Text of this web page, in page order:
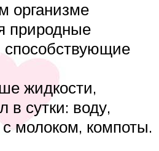
организме
природные
жидкости,
сутки: воду,
молоком, компоты.